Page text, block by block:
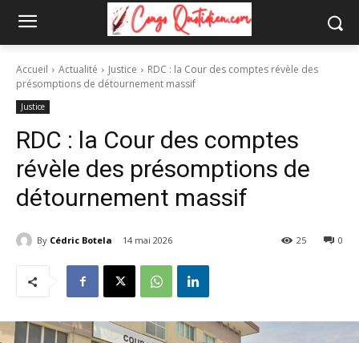
Accueil Actualité Justice
RDC : la Cour des comptes révèle des
présomptions de détournement massif
Justice
RDC : la Cour des comptes
révèle des présomptions de
détournement massif
By Cédric Botela 14 mai 2026 0
25